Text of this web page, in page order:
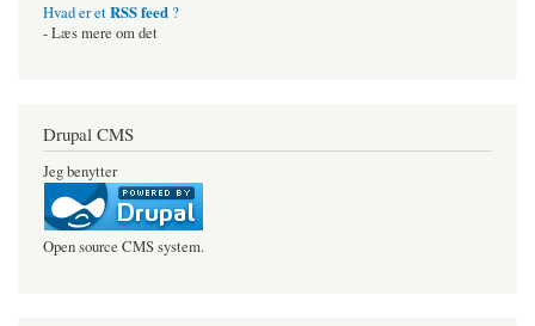
Hvad er etRSS feed ?
- Læs mere om det
Drupal CMS
Jeg benytter
Open source CMS system.